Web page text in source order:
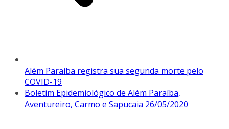
Além Paraíba registra sua segunda morte pelo
COVID-19
Boletim Epidemiológico de Além Paraíba,
Aventureiro, Carmo e Sapucaia 26/05/2020